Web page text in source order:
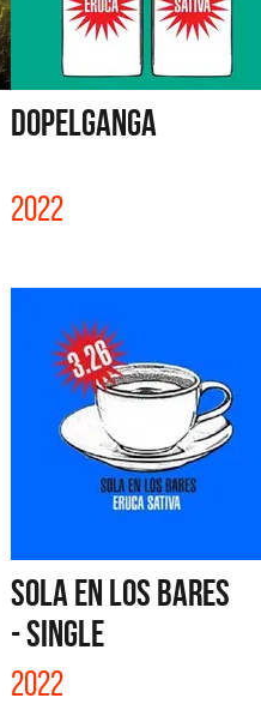
DOPELGANGA
2022
SOLA EN LOS BARES
- SINGLE
2022